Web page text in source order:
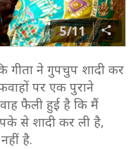
5/11
गीता ने गुपचुप शादी कर
पर एक पुराने
फैली हुई है कि मैं
से शादी कर ली है,
है.